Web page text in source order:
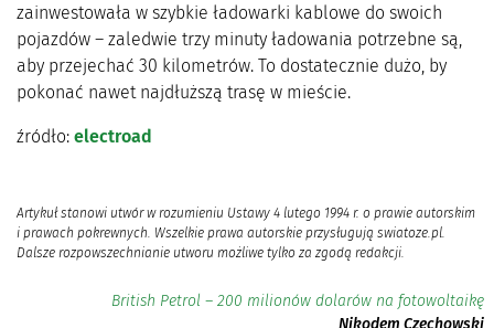
zainwestowała w szybkie ładowarki kablowe do swoich
pojazdów – zaledwie trzy minuty ładowania potrzebne są,
aby przejechać 30 kilometrów. To dostatecznie dużo, by
pokonać nawet najdłuższą trasę w mieście.
źródło: electroad
Artykuł stanowi utwór w rozumieniu Ustawy 4 lutego 1994 r. o prawie autorskim
i prawach pokrewnych. Wszelkie prawa autorskie przysługują swiatoze.pl.
Dalsze rozpowszechnianie utworu możliwe tylko za zgodą redakcji.
British Petrol – 200 milionów dolarów na fotowoltaikę
Nikodem Czechowski